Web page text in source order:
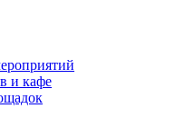
и кафе